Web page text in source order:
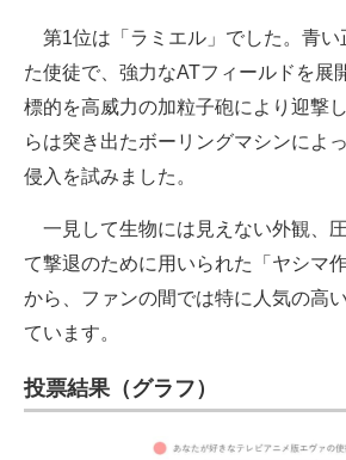
第1位は「ラミエル」でした。青い
た使徒で、強力なATフィールドを展
標的を高威力の加粒子砲により迎撃
らは突き出たボーリングマシンによ
侵入を試みました。
一見して生物には見えない外観、
て撃退のために用いられた「ヤシマ
から、ファンの間では特に人気の高
ています。
投票結果（グラフ）